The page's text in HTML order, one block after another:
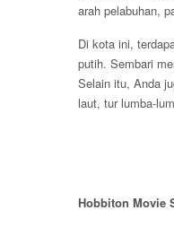
arah pelabuhan,
Di kota ini,
putih. Sembari
Selain itu, Anda
laut, tur lumba-
Hobbiton Movie